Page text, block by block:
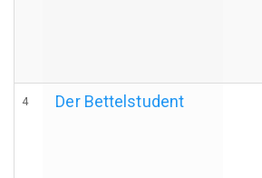
4 Der Bettelstudent